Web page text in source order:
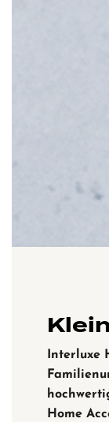
Interluxe
Home